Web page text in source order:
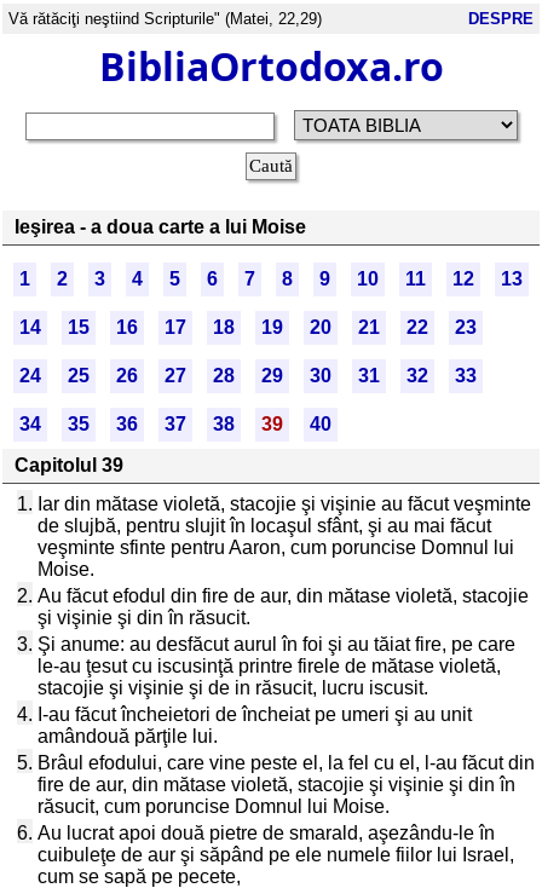
Vă rătăciţi neştiind Scripturile" (Matei, 22,29) DESPRE
BibliaOrtodoxa.ro
Ieşirea - a doua carte a lui Moise
1 2 3 4 5 6 7 8 9 10 11 12 13
14 15 16 17 18 19 20 21 22 23
24 25 26 27 28 29 30 31 32 33
34 35 36 37 38 39
40
Capitolul 39
1. Iar din mătase violetă, stacojie şi vişinie au făcut veşminte
de slujbă, pentru slujit în locaşul sfânt, şi au mai făcut
veşminte sfinte pentru Aaron, cum poruncise Domnul lui
Moise.
2. Au făcut efodul din fire de aur, din mătase violetă, stacojie
şi vişinie şi din în răsucit.
3. Şi anume: au desfăcut aurul în foi şi au tăiat fire, pe care
le-au ţesut cu iscusinţă printre firele de mătase violetă,
stacojie şi vişinie şi de in răsucit, lucru iscusit.
4. I-au făcut încheietori de încheiat pe umeri şi au unit
amândouă părţile lui.
5. Brâul efodului, care vine peste el, la fel cu el, l-au făcut din
fire de aur, din mătase violetă, stacojie şi vişinie şi din în
răsucit, cum poruncise Domnul lui Moise.
6. Au lucrat apoi două pietre de smarald, aşezându-le în
cuibuleţe de aur şi săpând pe ele numele fiilor lui Israel,
cum se sapă pe pecete,